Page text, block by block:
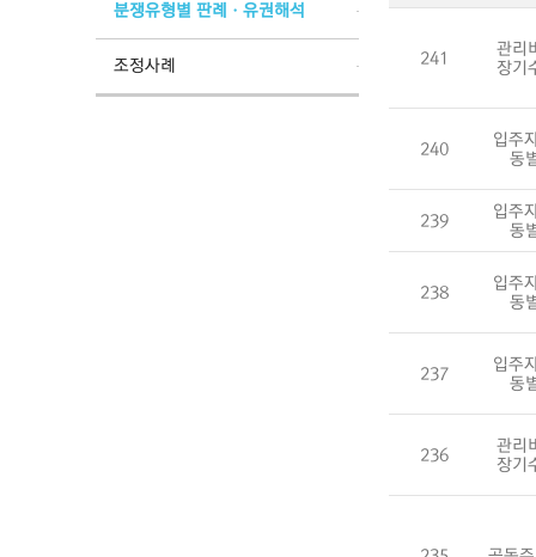
분쟁유형별 판례ㆍ유권해석
조정사례 241
관리
장기
240
입주
동
239
입주
동
238
입주
동
237
입주
동
236
관리
장기